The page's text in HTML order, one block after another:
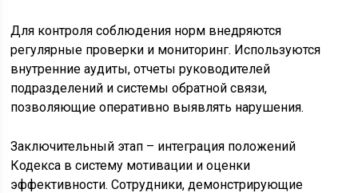
Для контроля соблюдения норм внедряются
регулярные проверки и мониторинг. Используются
внутренние аудиты, отчеты руководителей
подразделений и системы обратной связи,
позволяющие оперативно выявлять нарушения.
Заключительный этап – интеграция положений
Кодекса в систему мотивации и оценки
эффективности. Сотрудники, демонстрирующие